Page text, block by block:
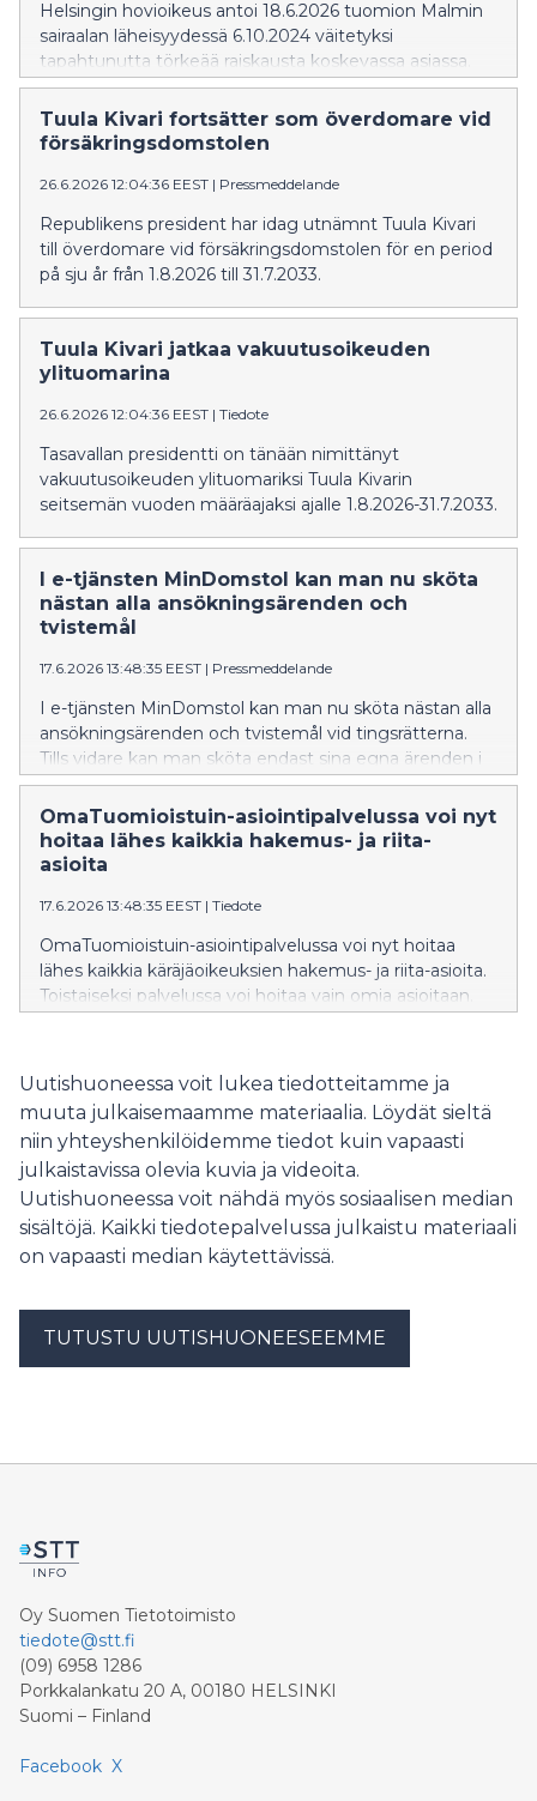
Helsingin hovioikeus antoi 18.6.2026 tuomion Malmin
sairaalan läheisyydessä 6.10.2024 väitetyksi
tapahtunutta törkeää raiskausta koskevassa asiassa.
Hovioikeus ei muuttanut Helsingin käräjäoikeuden
asiassa 22.4.2025 antamaa tuomiota. Käräjäoikeus oli
hylännyt syytteen törkeästä raiskauksesta. Ratkaisut
sosiaalisessa mediassa. Erityisesti on keskusteltu jutun
asianomistajan alaikäisyydestä ja humalatilasta sekä
oikeudenkäyntikulujen korvaamisesta.
Tuula Kivari fortsätter som överdomare vid
försäkringsdomstolen
26.6.2026 12:04:36 EEST | Pressmeddelande
Republikens president har idag utnämnt Tuula Kivari
till överdomare vid försäkringsdomstolen för en period
på sju år från 1.8.2026 till 31.7.2033.
Tuula Kivari jatkaa vakuutusoikeuden
ylituomarina
26.6.2026 12:04:36 EEST | Tiedote
Tasavallan presidentti on tänään nimittänyt
vakuutusoikeuden ylituomariksi Tuula Kivarin
seitsemän vuoden määräajaksi ajalle 1.8.2026-31.7.2033.
I e-tjänsten MinDomstol kan man nu sköta
nästan alla ansökningsärenden och
tvistemål
17.6.2026 13:48:35 EEST | Pressmeddelande
I e-tjänsten MinDomstol kan man nu sköta nästan alla
ansökningsärenden och tvistemål vid tingsrätterna.
Tills vidare kan man sköta endast sina egna ärenden i
tjänsten. Det blir också möjligt att sköta ärenden som
ombud samt för någon annans räkning i ett senare
skede.
OmaTuomioistuin-asiointipalvelussa voi nyt
hoitaa lähes kaikkia hakemus- ja riita-
asioita
17.6.2026 13:48:35 EEST | Tiedote
OmaTuomioistuin-asiointipalvelussa voi nyt hoitaa
lähes kaikkia käräjäoikeuksien hakemus- ja riita-asioita.
Toistaiseksi palvelussa voi hoitaa vain omia asioitaan.
myöhemmin.
Uutishuoneessa voit lukea tiedotteitamme ja
muuta julkaisemaamme materiaalia. Löydät sieltä
niin yhteyshenkilöidemme tiedot kuin vapaasti
julkaistavissa olevia kuvia ja videoita.
Uutishuoneessa voit nähdä myös sosiaalisen median
sisältöjä. Kaikki tiedotepalvelussa julkaistu materiaali
on vapaasti median käytettävissä.
TUTUSTU UUTISHUONEESEEMME
Oy Suomen Tietotoimisto
tiedote@stt.fi
(09) 6958 1286
Porkkalankatu 20 A, 00180 HELSINKI
Suomi – Finland
Facebook X